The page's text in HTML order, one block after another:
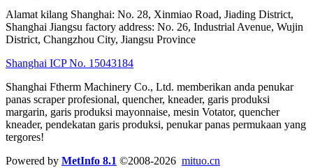
Alamat kilang Shanghai: No. 28, Xinmiao Road, Jiading District,
Shanghai Jiangsu factory address: No. 26, Industrial Avenue, Wujin
District, Changzhou City, Jiangsu Province
Shanghai ICP No. 15043184
Shanghai Ftherm Machinery Co., Ltd. memberikan anda penukar
panas scraper profesional, quencher, kneader, garis produksi
margarin, garis produksi mayonnaise, mesin Votator, quencher
kneader, pendekatan garis produksi, penukar panas permukaan yang
tergores!
Powered by MetInfo 8.1 ©2008-2026 mituo.cn